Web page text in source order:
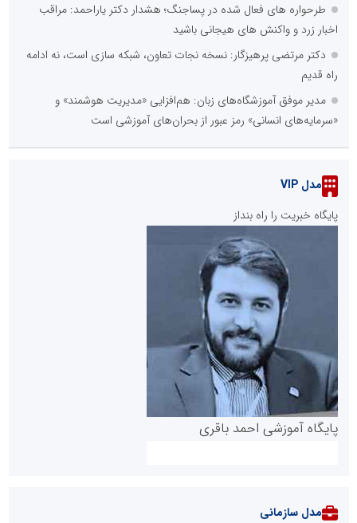
طرحواره های فعال شده در پساجنگ؛ هشدار دکتر یاراحمد: مراقب
اخبار زرد و واکنش های هیجانی باشید
دکتر مرتضی پرهیزگار: نسخه نجات تعاون، شبکه سازی است، نه ادامه
راه قدیم
مدیر موفق آموزشگاه‌های زبان: هم‌افزایی «مدیریت هوشمند» و
«سرمایه‌های انسانی» رمز عبور از بحران‌های آموزشی است
مدل VIP
پایگاه خبریت را راه بنداز
پایگاه آموزشی احمد باقری
مدل سازمانی